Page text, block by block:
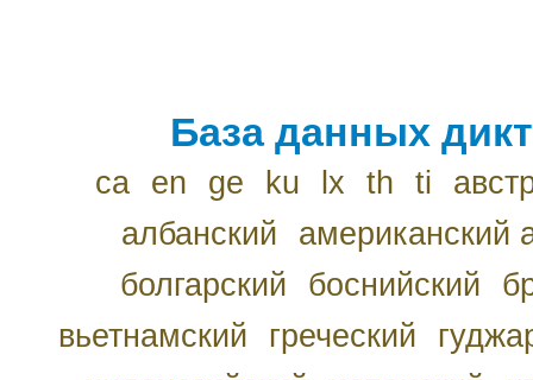
База данных
ca en ge ku lx th ti
албанский
американский
болгарский
боснийский
вьетнамский
греческий